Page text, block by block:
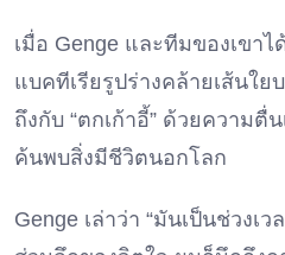
เมื่อ Genge และทีมของเขา
แบคทีเรียรูปร่างคล้ายเส้นใ
ถึงกับ “ตกเก้าอี้” ด้วยความตื่
ค้นพบสิ่งมีชีวิตนอกโลก
Genge เล่าว่า “มันเป็นช่วงเ